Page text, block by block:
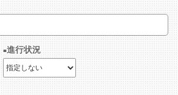
進行状況